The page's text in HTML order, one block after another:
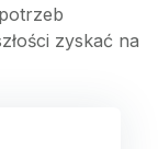
zyskać na